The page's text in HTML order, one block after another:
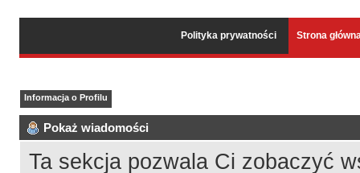
Polityka prywatności Strona
Informacja o Profilu
Pokaż wiadomości
Ta sekcja pozwala Ci zobaczyć